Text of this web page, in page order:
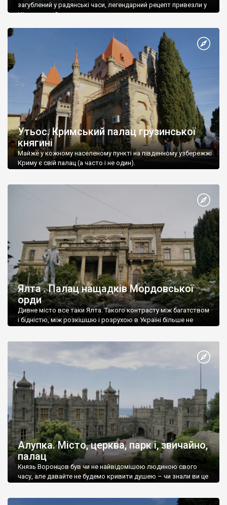
загублений у радянські часи, легендарний рецепт привезли у
Ніжин греки?
Утьос. Кримський палац грузинської
княгині
Майже у кожному населеному пункті на південному узбережжі
Криму є свій палац (а часто і не один).
Ялта . Палац нащадків Мордовської
орди
Дивне місто все таки Ялта. Такого контрасту між багатством
і бідністю, між розкішшю і розрухою в Україні більше не
Алупка. Місто, церква, парк і, звичайно,
палац
Князь Воронцов був чи не найвідомішою людиною свого
часу, але давайте не будемо кривити душею – чи знали ви це